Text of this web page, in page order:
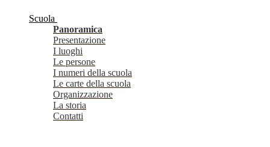
Scuola
Panoramica
Presentazione
I luoghi
Le persone
I numeri della scuola
Le carte della scuola
Organizzazione
La storia
Contatti